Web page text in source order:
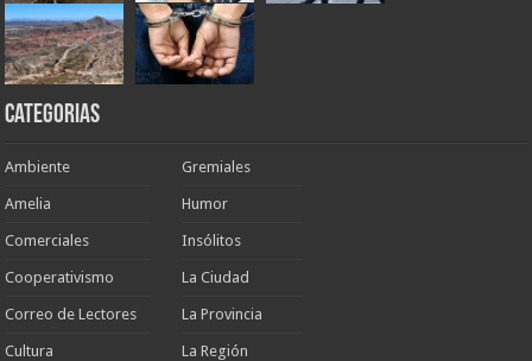
Categorias
Ambiente
Amelia
Comerciales
Cooperativismo
Correo de Lectores
Cultura
Gremiales
Humor
Insólitos
La Ciudad
La Provincia
La Región